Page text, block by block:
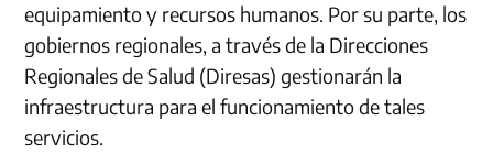
equipamiento y recursos humanos. Por su parte, los
gobiernos regionales, a través de la Direcciones
Regionales de Salud (Diresas) gestionarán la
infraestructura para el funcionamiento de tales
servicios.